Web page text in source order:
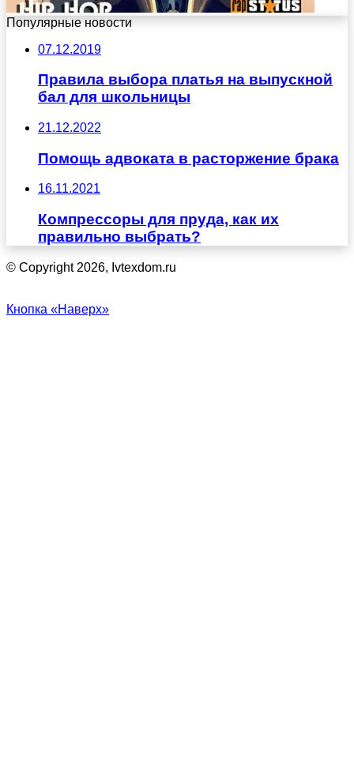
Популярные новости
07.12.2019
Правила выбора платья на выпускной
бал для школьницы
21.12.2022
Помощь адвоката в расторжение брака
16.11.2021
Компрессоры для пруда, как их
правильно выбрать?
© Copyright 2026, Ivtexdom.ru
Кнопка «Наверх»